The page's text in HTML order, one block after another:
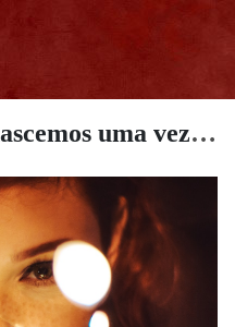
Quem pensa que só nascemos uma vez, engana-se